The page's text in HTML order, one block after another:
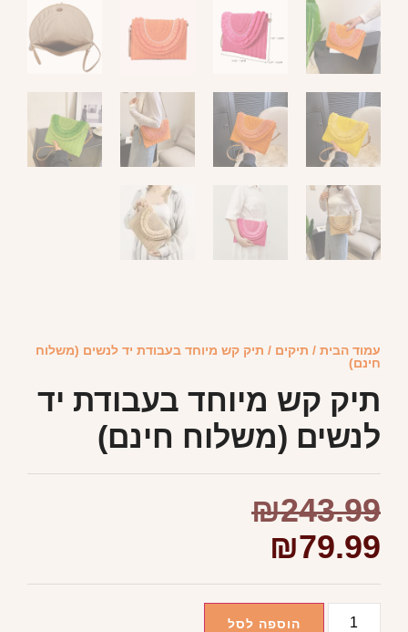
עמוד הבית / תיקים / תיק קש מיוחד בעבודת יד לנשים (משלוח
חינם)
תיק קש מיוחד בעבודת יד
לנשים (משלוח חינם)
₪243.99
₪79.99
הוספה לסל